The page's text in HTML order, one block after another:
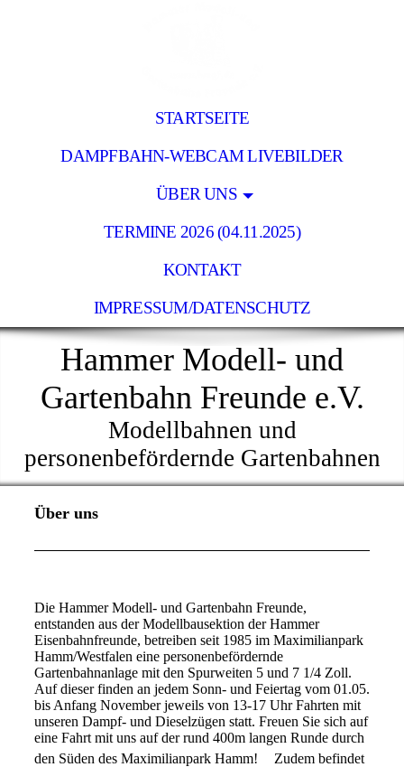
STARTSEITE
DAMPFBAHN-WEBCAM LIVEBILDER
ÜBER UNS
TERMINE 2026 (04.11.2025)
KONTAKT
IMPRESSUM/DATENSCHUTZ
Hammer Modell- und
Gartenbahn Freunde e.V.
Modellbahnen und
personenbefördernde Gartenbahnen
Über uns
Die Hammer Modell- und Gartenbahn Freunde,
entstanden aus der Modellbausektion der Hammer
Eisenbahnfreunde, betreiben seit 1985 im Maximilianpark
Hamm/Westfalen eine personenbefördernde
Gartenbahnanlage mit den Spurweiten 5 und 7 1/4 Zoll.
Auf dieser finden an jedem Sonn- und Feiertag vom 01.05.
bis Anfang November jeweils von 13-17 Uhr Fahrten mit
unseren Dampf- und Dieselzügen statt. Freuen Sie sich auf
eine Fahrt mit uns auf der rund 400m langen Runde durch
den Süden des Maximilianpark Hamm!
Zudem befindet